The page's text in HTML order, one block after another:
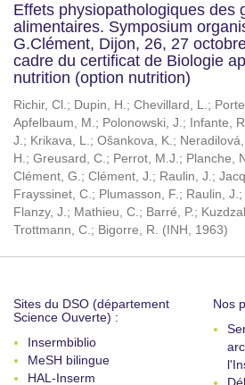
Effets physiopathologiques des
alimentaires. Symposium
G.Clément, Dijon, 26, 27
cadre du certificat de Biologie
nutrition (option nutrition)
Richir, Cl.; Dupin, H.; Chevillard, L.;
Apfelbaum, M.; Polonowski, J.; Infante,
J.; Krikava, L.; Ošankova, K.;
H.; Greusard, C.; Perrot, M.J.; Planche,
Clément, G.; Clément, J.; Raulin, J.;
Frayssinet, C.; Plumasson, F.; Raulin, J.;
Flanzy, J.; Mathieu, C.; Barré, P.;
Trottmann, C.; Bigorre, R. ( INH , 1963)
Sites du DSO (département
Science Ouverte) :
Insermbiblio
MeSH bilingue
HAL-Inserm
Nos